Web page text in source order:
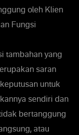
oleh Klien
Fungsi
tambahan yang
saran
untuk
sendiri dan
bertanggung
atau